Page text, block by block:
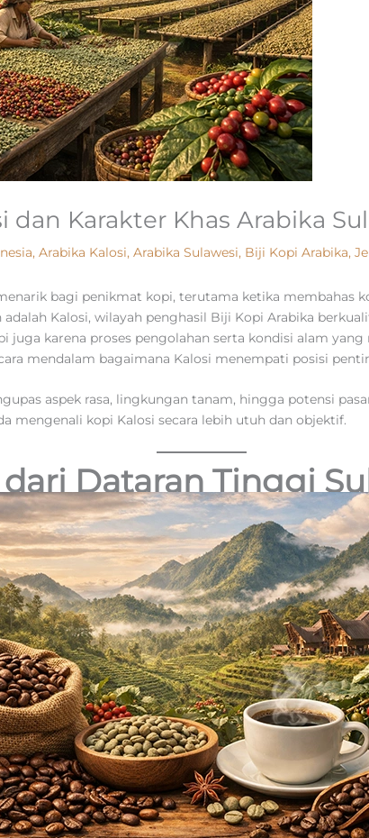
dan Karakter Khas Arabika
,Arabika Kalosi,Arabika Sulawesi, Biji Kopi Arabika,
bagi penikmat kopi, terutama ketika membahas
Kalosi, wilayah penghasil Biji Kopi Arabika
juga karena proses pengolahan serta kondisi alam
mendalam bagaimana Kalosi menempati posisi
aspek rasa, lingkungan tanam, hingga potensi
mengenali kopi Kalosi secara lebih utuh dan objektif.
Dataran Tinggi